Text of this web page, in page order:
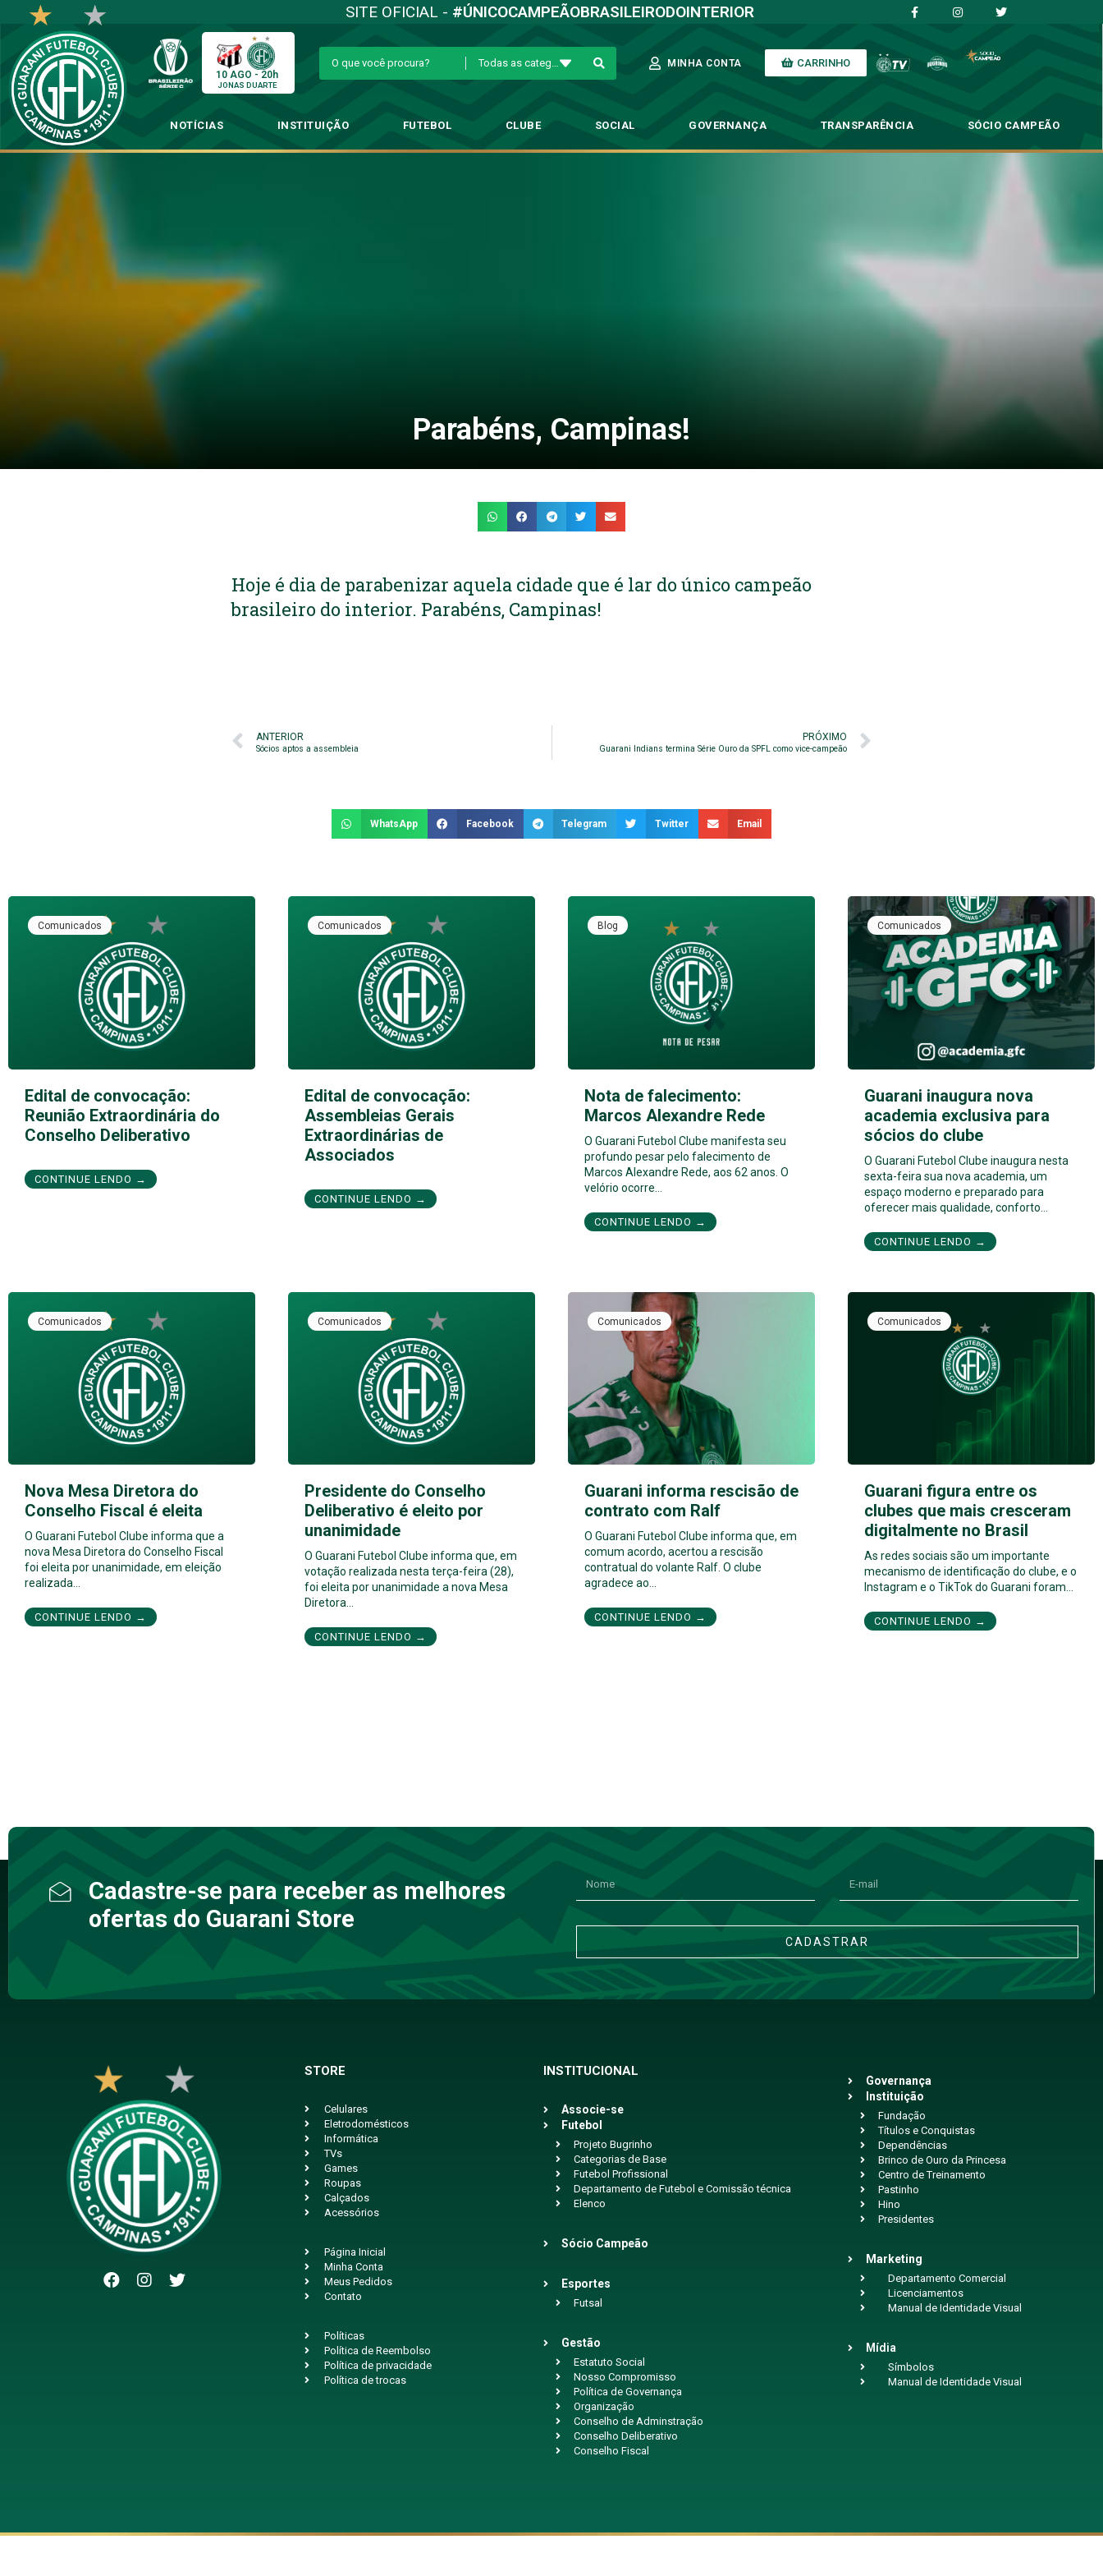
SITE OFICIAL - #ÚNICOCAMPEÃOBRASILEIRODOINTERIOR
10 AGO - 20h
JONAS DUARTE
MINHA CONTA CARRINHO
NOTÍCIAS INSTITUIÇÃO FUTEBOL CLUBE SOCIAL GOVERNANÇA TRANSPARÊNCIA SÓCIO CAMPEÃO
Parabéns, Campinas!
Hoje é dia de parabenizar aquela cidade que é lar do único campeão
brasileiro do interior. Parabéns, Campinas!
ANTERIOR
Sócios aptos a assembleia
PRÓXIMO
Guarani Indians termina Série Ouro da SPFL como vice-campeão
WhatsApp Facebook Telegram Twitter Email
Comunicados
Edital de convocação:
Reunião Extraordinária do
Conselho Deliberativo
CONTINUE LENDO →
Comunicados
Edital de convocação:
Assembleias Gerais
Extraordinárias de
Associados
CONTINUE LENDO →
Blog
Nota de falecimento:
Marcos Alexandre Rede
O Guarani Futebol Clube manifesta seu
profundo pesar pelo falecimento de
Marcos Alexandre Rede, aos 62 anos. O
velório ocorre…
CONTINUE LENDO →
Comunicados
Guarani inaugura nova
academia exclusiva para
sócios do clube
O Guarani Futebol Clube inaugura nesta
sexta-feira sua nova academia, um
espaço moderno e preparado para
oferecer mais qualidade, conforto…
CONTINUE LENDO →
Comunicados
Nova Mesa Diretora do
Conselho Fiscal é eleita
O Guarani Futebol Clube informa que a
nova Mesa Diretora do Conselho Fiscal
foi eleita por unanimidade, em eleição
realizada…
CONTINUE LENDO →
Comunicados
Presidente do Conselho
Deliberativo é eleito por
unanimidade
O Guarani Futebol Clube informa que, em
votação realizada nesta terça-feira (28),
foi eleita por unanimidade a nova Mesa
Diretora…
CONTINUE LENDO →
Comunicados
Guarani informa rescisão de
contrato com Ralf
O Guarani Futebol Clube informa que, em
comum acordo, acertou a rescisão
contratual do volante Ralf. O clube
agradece ao…
CONTINUE LENDO →
Comunicados
Guarani figura entre os
clubes que mais cresceram
digitalmente no Brasil
As redes sociais são um importante
mecanismo de identificação do clube, e o
Instagram e o TikTok do Guarani foram…
CONTINUE LENDO →
Cadastre-se para receber as melhores
ofertas do Guarani Store
CADASTRAR
STORE
Celulares
Eletrodomésticos
Informática
TVs
Games
Roupas
Calçados
Acessórios
Página Inicial
Minha Conta
Meus Pedidos
Contato
Políticas
Política de Reembolso
Política de privacidade
Política de trocas
INSTITUCIONAL
Associe-se
Futebol
Projeto Bugrinho
Categorias de Base
Futebol Profissional
Departamento de Futebol e Comissão técnica
Elenco
Sócio Campeão
Esportes
Futsal
Gestão
Estatuto Social
Nosso Compromisso
Política de Governança
Organização
Conselho de Adminstração
Conselho Deliberativo
Conselho Fiscal
Governança
Instituição
Fundação
Títulos e Conquistas
Dependências
Brinco de Ouro da Princesa
Centro de Treinamento
Pastinho
Hino
Presidentes
Marketing
Departamento Comercial
Licenciamentos
Manual de Identidade Visual
Mídia
Símbolos
Manual de Identidade Visual